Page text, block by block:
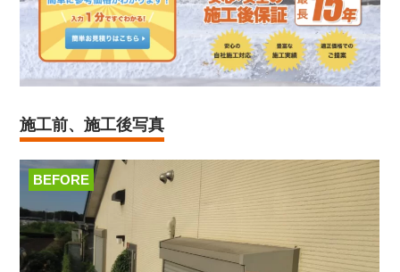
施工前、施工後写真
BEFORE